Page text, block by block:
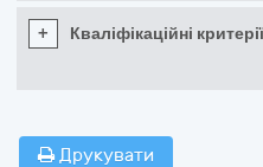
+ Кваліфікаційні критерії
Друкувати